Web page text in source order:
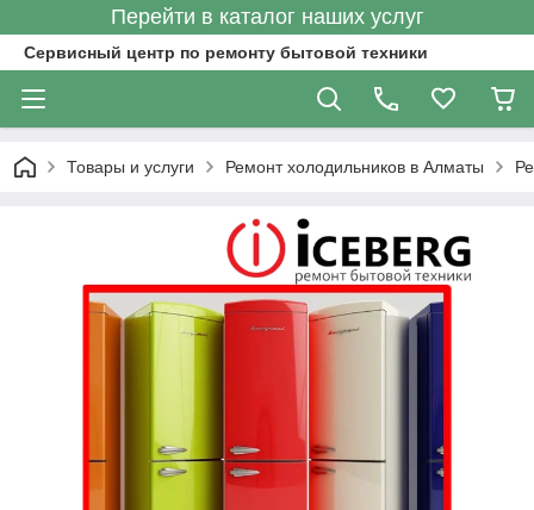
Перейти в каталог наших услуг
Сервисный центр по ремонту бытовой техники
Товары и услуги Ремонт холодильников в Алматы